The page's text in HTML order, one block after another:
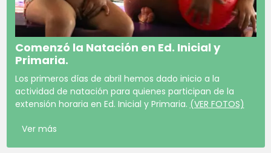
Comenzó la Natación en Ed. Inicial y
Primaria.
Los primeros días de abril hemos dado inicio a la
actividad de natación para quienes participan de la
extensión horaria en Ed. Inicial y Primaria. (VER FOTOS)
Ver más